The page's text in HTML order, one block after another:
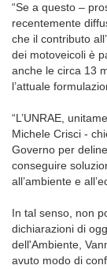
“Se a questo –
recentemente
che il contributo
dei motoveicoli è
anche le circa 13
l’attuale
“L’UNRAE,
Michele Crisci -
Governo per
conseguire
all’ambiente e
In tal senso, non
dichiarazioni di
dell'Ambiente,
avuto modo di